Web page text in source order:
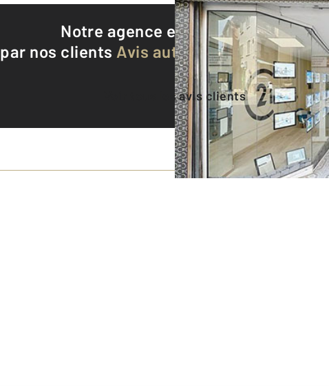
Notre agence est notée9,5/10
par nos clients Avis authentifiés par
Voir tous les avis clients